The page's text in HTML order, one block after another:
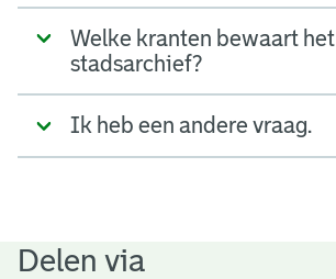
Welke kranten bewaart het
stadsarchief?
Ik heb een andere vraag.
Delen via